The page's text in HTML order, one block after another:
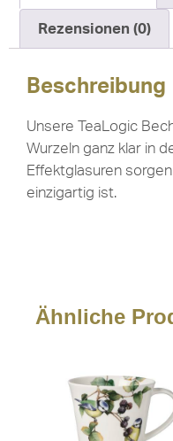
Rezensionen (0)
Beschreibung
Unsere TeaLogic
Wurzeln ganz klar in
Effektglasuren
einzigartig ist.
Ähnliche